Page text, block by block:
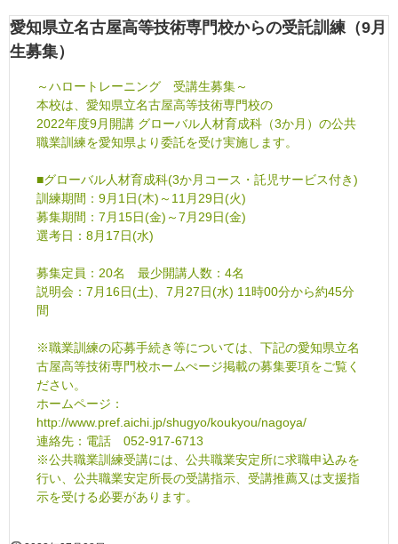
愛知県立名古屋高等技術専門校からの受託訓練（9月
生募集）
～ハロートレーニング 受講生募集～
本校は、愛知県立名古屋高等技術専門校の
2022年度9月開講 グローバル人材育成科（3か月）の公共
職業訓練を愛知県より委託を受け実施します。
■グローバル人材育成科(3か月コース・託児サービス付き)
訓練期間：9月1日(木)～11月29日(火)
募集期間：7月15日(金)～7月29日(金)
選考日：8月17日(水)
募集定員：20名 最少開講人数：4名
説明会：7月16日(土)、7月27日(水) 11時00分から約45分
間
※職業訓練の応募手続き等については、下記の愛知県立名
古屋高等技術専門校ホームぺージ掲載の募集要項をご覧く
ださい。
ホームページ：
http://www.pref.aichi.jp/shugyo/koukyou/nagoya/
連絡先：電話 052-917-6713
※公共職業訓練受講には、公共職業安定所に求職申込みを
行い、公共職業安定所長の受講指示、受講推薦又は支援指
示を受ける必要があります。